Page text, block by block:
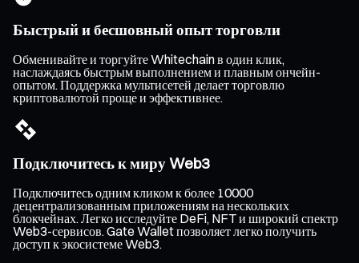
Быстрый и бесшовный опыт торговли
Обменивайте и торгуйте Whitechain в один клик,
наслаждаясь быстрым выполнением и плавным ончейн-
опытом. Поддержка мультисетей делает торговлю
криптовалютой проще и эффективнее.
Подключитесь к миру Web3
Подключитесь одним кликом к более 10000
децентрализованным приложениям на нескольких
блокчейнах. Легко исследуйте DeFi, NFT и широкий спектр
Web3-сервисов. Gate Wallet позволяет легко получить
доступ к экосистеме Web3.